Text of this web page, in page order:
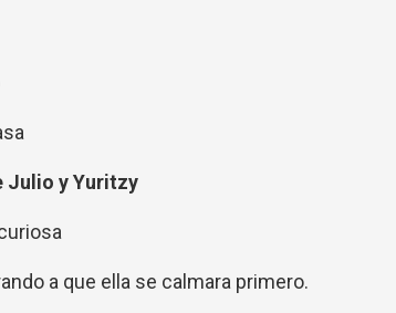
Julio y Yuritzy
a que ella se calmara primero.